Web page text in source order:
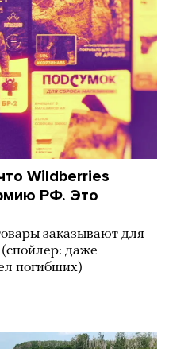
Wildberries
РФ. Это
заказывают для
даже
погибших)